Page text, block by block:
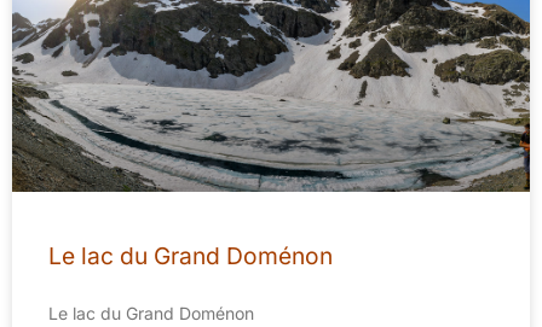
Le lac du Grand Doménon
Le lac du Grand Doménon